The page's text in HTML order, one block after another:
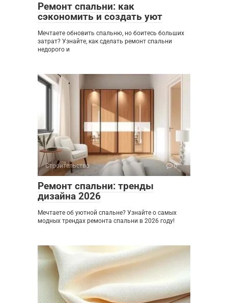
Ремонт спальни: как
сэкономить и создать уют
Мечтаете обновить спальню, но боитесь больших
затрат? Узнайте, как сделать ремонт спальни
недорого и
Строительство 0
Ремонт спальни: тренды
дизайна 2026
Мечтаете об уютной спальне? Узнайте о самых
модных трендах ремонта спальни в 2026 году!